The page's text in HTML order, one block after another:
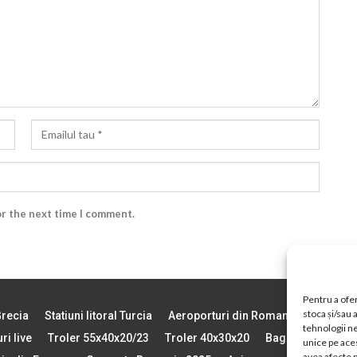
Pentru a
stoca și/sau
tehnologii
unice pe
the next time I comment.
Statiuni litoral Turcia Aeroporturi din Romania
live
Troler 55x40x20/23 Troler 40x30x20
Bagajul de Mana